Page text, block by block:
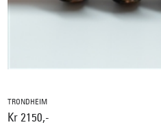
TRONDHEIM
Kr 2150,-